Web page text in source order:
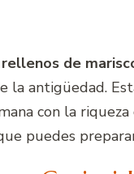
de
la antigüedad.
con la
puedes